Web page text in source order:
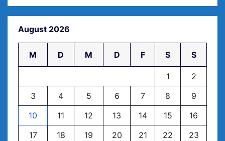
August 2026
M D M D F S S
1
2
3
4 5 6 7 8
9
10
11 12 13 14 15
16
17
18 19 20 21 22
23